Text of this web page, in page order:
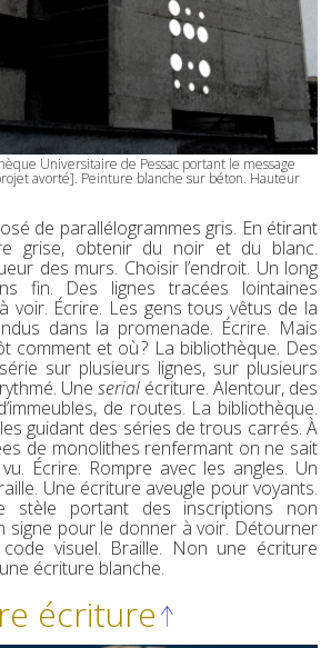
Universitaire de Pessac portant le message
avorté]. Peinture blanche sur béton. Hauteur
de parallélogrammes gris. En étirant
grise, obtenir du noir et du blanc.
des murs. Choisir l’endroit. Un long
fin. Des lignes tracées lointaines
voir. Écrire. Les gens tous vêtus de la
dans la promenade. Écrire. Mais
comment et où ? La bibliothèque. Des
sur plusieurs lignes, sur plusieurs
Une serial écriture. Alentour, des
de routes. La bibliothèque.
guidant des séries de trous carrés. À
de monolithes renfermant on ne sait
Écrire. Rompre avec les angles. Un
Une écriture aveugle pour voyants.
stèle portant des inscriptions non
signe pour le donner à voir. Détourner
visuel. Braille. Non une écriture
écriture blanche.
écriture